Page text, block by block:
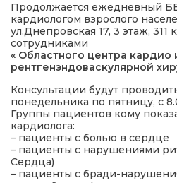
політика
місія
Продолжается ежедневный
кардиологом взрослого
ул.Днепровская 17, 3 этаж, 311
сотрудниками
« Областного центра кардио
рентгенэндоваскулярной
Консультации будут
понедельника по пятницу, с
Группы пациентов кому
кардиолога:
– пациенты с болью в сердце
– пациенты с нарушениями
Сердца)
– пациенты с бради-